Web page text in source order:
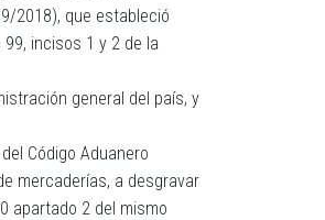
2018), que estableció
incisos 1 y 2 de la
general del país, y
Código Aduanero
mercaderías, a desgravar
apartado 2 del mismo